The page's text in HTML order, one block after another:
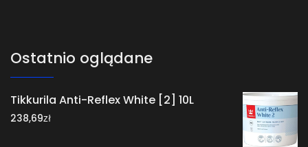
Ostatnio oglądane
Tikkurila Anti-Reflex White [2] 10L
238,69zł